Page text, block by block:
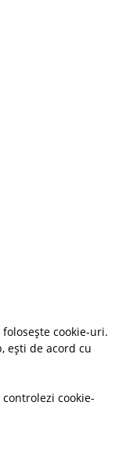
cookie-uri.
ești de acord cu
cookie-